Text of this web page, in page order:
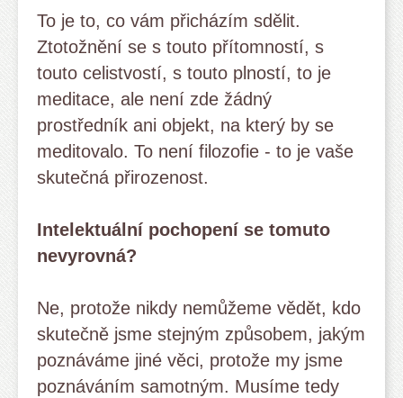
To je to, co vám přicházím sdělit.
Ztotožnění se s touto přítomností, s
touto celistvostí, s touto plností, to je
meditace, ale není zde žádný
prostředník ani objekt, na který by se
meditovalo. To není filozofie - to je vaše
skutečná přirozenost.
Intelektuální pochopení se tomuto
nevyrovná?
Ne, protože nikdy nemůžeme vědět, kdo
skutečně jsme stejným způsobem, jakým
poznáváme jiné věci, protože my jsme
poznáváním samotným. Musíme tedy